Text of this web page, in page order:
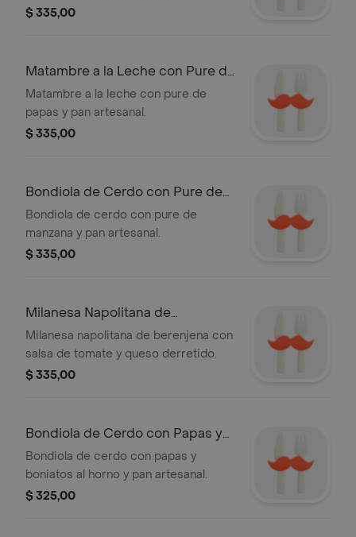
$ 335,00
Matambre a la Leche con Pure de
Papas
Matambre a la leche con pure de
papas y pan artesanal.
$ 335,00
Bondiola de Cerdo con Pure de
Manzana
Bondiola de cerdo con pure de
manzana y pan artesanal.
$ 335,00
Milanesa Napolitana de
Berenjena
Milanesa napolitana de berenjena con
salsa de tomate y queso derretido.
$ 335,00
Bondiola de Cerdo con Papas y
Boniatos
Bondiola de cerdo con papas y
boniatos al horno y pan artesanal.
$ 325,00